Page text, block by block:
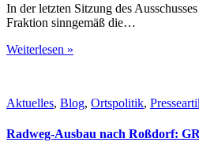
In der letzten Sitzung des
Fraktion sinngemäß die…
Weiterlesen »
Aktuelles, Blog, Ortspolitik,
Radweg-Ausbau nach Roßdorf: